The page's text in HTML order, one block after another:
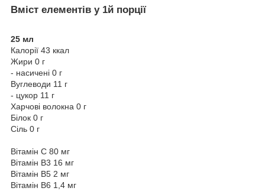
Вміст елементів у 1й порції
25 мл
Калорії 43 ккал
Жири 0 г
- насичені 0 г
Вуглеводи 11 г
- цукор 11 г
Харчові волокна 0 г
Білок 0 г
Сіль 0 г
Вітамін С 80 мг
Вітамін В3 16 мг
Вітамін В5 2 мг
Вітамін В6 1,4 мг